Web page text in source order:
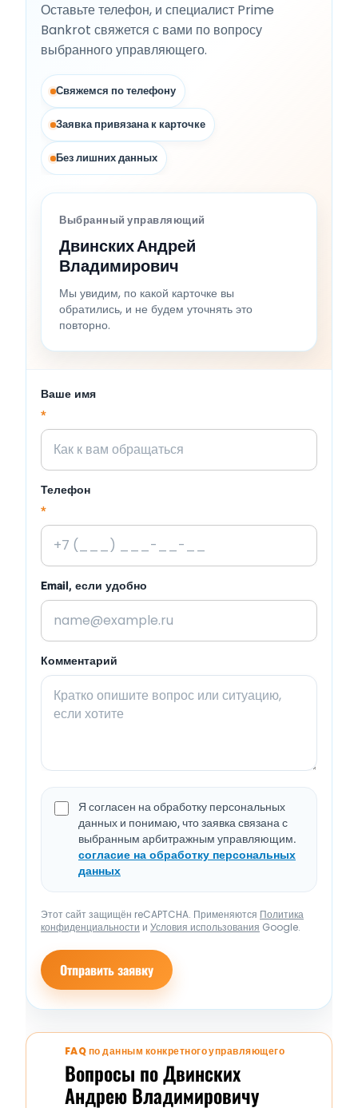
Оставьте телефон, и специалист Prime
Bankrot свяжется с вами по вопросу
выбранного управляющего.
Свяжемся по телефону
Заявка привязана к карточке
Без лишних данных
Выбранный управляющий
Двинских Андрей
Владимирович
Мы увидим, по какой карточке вы
обратились, и не будем уточнять это
повторно.
Ваше имя
*
Телефон
*
Email, если удобно
Комментарий
Я согласен на обработку персональных
данных и понимаю, что заявка связана с
выбранным арбитражным управляющим.
согласие на обработку персональных
данных
Этот сайт защищён reCAPTCHA. Применяются Политика
конфиденциальности и Условия использования Google.
Отправить заявку
FAQ по данным конкретного управляющего
Вопросы по Двинских
Андрею Владимировичу